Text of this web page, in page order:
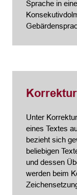
Sprache in
Unter
eines Textes
bezieht sich
beliebigen
und dessen
werden beim